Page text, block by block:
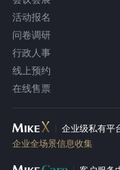
活动报名
问卷调研
行政人事
线上预约
在线售票
企业级私有平
企业全场景信息收集